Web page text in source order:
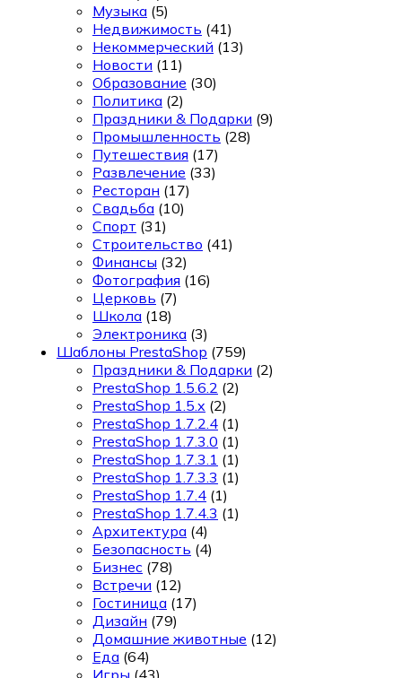
Музыка (5)
Недвижимость (41)
Некоммерческий (13)
Новости (11)
Образование (30)
Политика (2)
Праздники & Подарки (9)
Промышленность (28)
Путешествия (17)
Развлечение (33)
Ресторан (17)
Свадьба (10)
Спорт (31)
Строительство (41)
Финансы (32)
Фотография (16)
Церковь (7)
Школа (18)
Электроника (3)
Шаблоны PrestaShop (759)
Праздники & Подарки (2)
PrestaShop 1.5.6.2 (2)
PrestaShop 1.5.x (2)
PrestaShop 1.7.2.4 (1)
PrestaShop 1.7.3.0 (1)
PrestaShop 1.7.3.1 (1)
PrestaShop 1.7.3.3 (1)
PrestaShop 1.7.4 (1)
PrestaShop 1.7.4.3 (1)
Архитектура (4)
Безопасность (4)
Бизнес (78)
Встречи (12)
Гостиница (17)
Дизайн (79)
Домашние животные (12)
Еда (64)
Игры (43)